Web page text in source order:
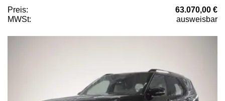
Preis:
63.070,00 €
MWSt:
ausweisbar